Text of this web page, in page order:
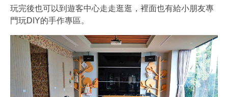
玩完後也可以到遊客中心走走逛逛，裡面也有給小朋友專
門玩DIY的手作專區。